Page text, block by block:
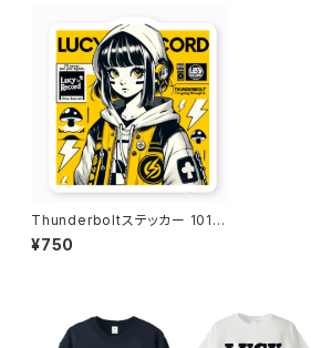
Thunderboltステッカー 1016
-231109004
¥750